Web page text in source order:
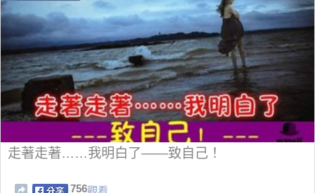
走著走著……我明白了——致自己！
756觀看